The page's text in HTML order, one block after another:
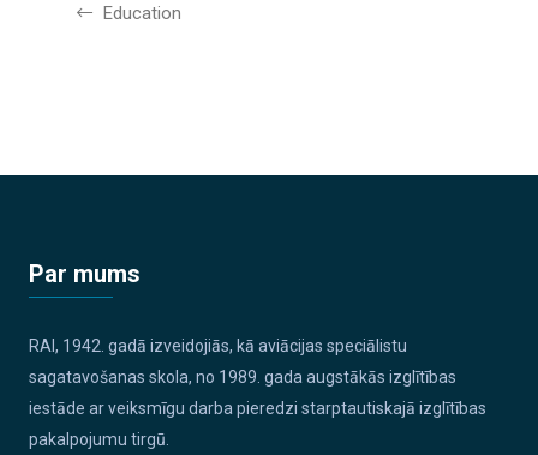
Education
Par mums
RAI, 1942. gadā izveidojiās, kā aviācijas speciālistu
sagatavošanas skola, no 1989. gada augstākās izglītības
iestāde ar veiksmīgu darba pieredzi starptautiskajā izglītības
pakalpojumu tirgū.